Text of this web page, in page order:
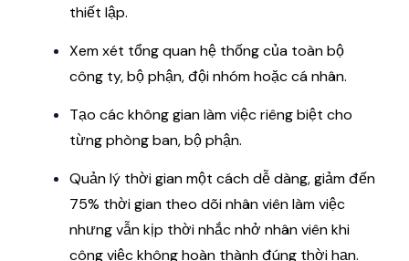
thiết lập.
Xem xét tổng quan hệ thống của toàn bộ
công ty, bộ phận, đội nhóm hoặc cá nhân.
Tạo các không gian làm việc riêng biệt cho
từng phòng ban, bộ phận.
Quản lý thời gian một cách dễ dàng, giảm đến
75% thời gian theo dõi nhân viên làm việc
nhưng vẫn kịp thời nhắc nhở nhân viên khi
công việc không hoàn thành đúng thời hạn.